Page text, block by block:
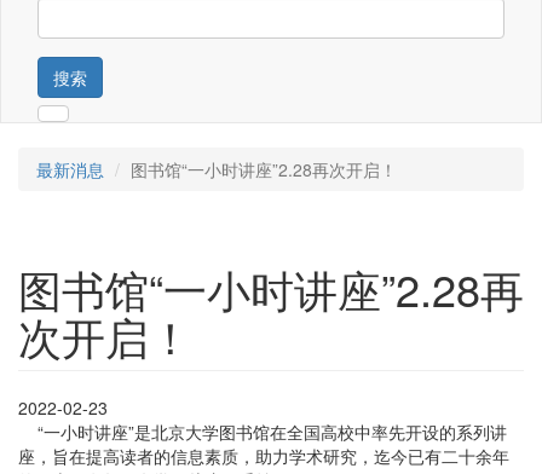
搜索
最新消息 图书馆“一小时讲座”2.28再次开启！
图书馆“一小时讲座”2.28再
次开启！
2022-02-23
“一小时讲座”是北京大学图书馆在全国高校中率先开设的系列讲
座，旨在提高读者的信息素质，助力学术研究，迄今已有二十余年